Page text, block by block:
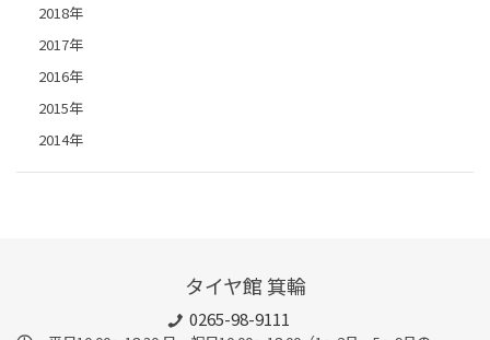
2018年
2017年
2016年
2015年
2014年
タイヤ館 箕輪
0265-98-9111